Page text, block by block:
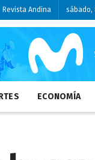
Revista Andina sábado,
ECONOMÍA